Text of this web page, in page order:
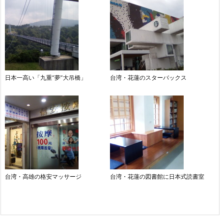
日本一高い「九重“夢”大吊橋」 台湾・花蓮のスターバックス
台湾・高雄の格安マッサージ 台湾・花蓮の図書館に日本式読書室